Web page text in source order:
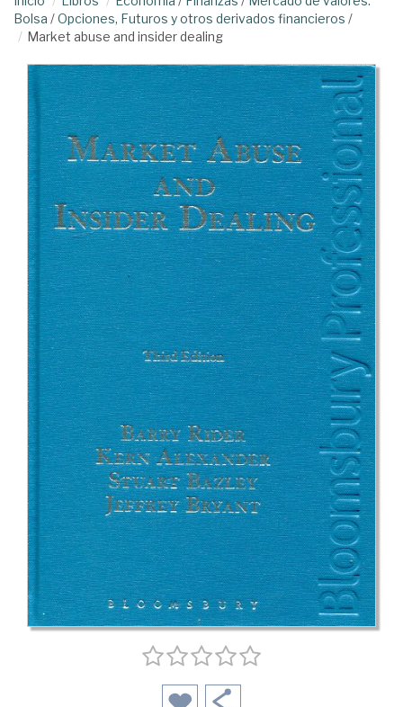
Bolsa /Opciones, Futuros y otros derivados financieros /
Market abuse and insider dealing